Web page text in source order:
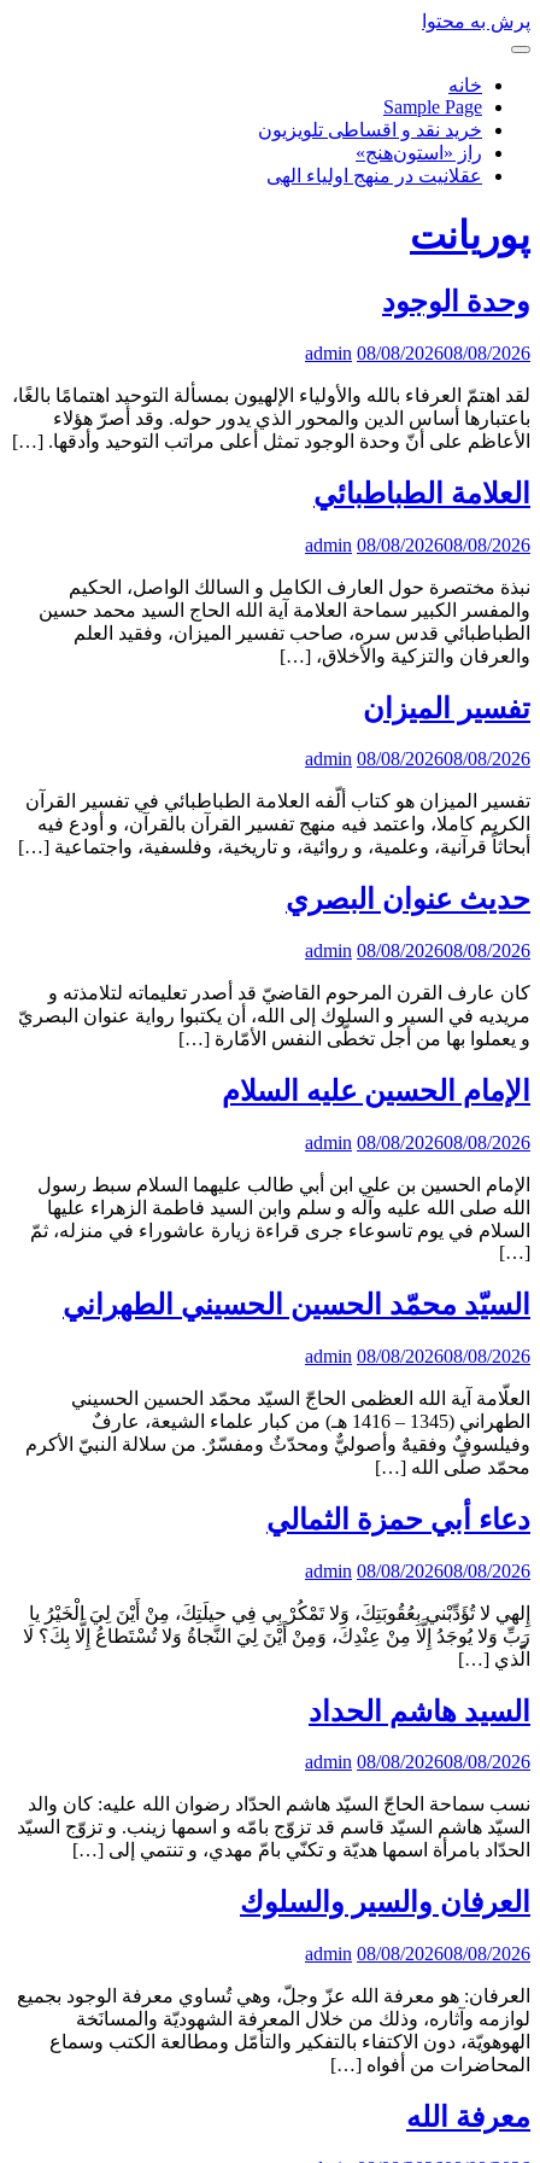
پرش به محتوا
خانه
Sample Page
خرید نقد و اقساطی تلویزیون
راز «استون‌هنج»
عقلانیت در منهج اولیاء الهی
پوریانت
وحدة الوجود
08/08/202608/08/2026
admin
لقد اهتمّ العرفاء بالله والأولياء الإلهيون بمسألة التوحيد اهتمامًا بالغًا،
باعتبارها أساس الدين والمحور الذي يدور حوله. وقد أصرّ هؤلاء
الأعاظم على أنّ وحدة الوجود تمثل أعلى مراتب التوحيد وأدقها. […]
العلامة الطباطبائي
08/08/202608/08/2026
admin
نبذة مختصرة حول العارف الكامل و السالك الواصل، الحكيم
والمفسر الكبير سماحة العلامة آية الله الحاج السيد محمد حسين
الطباطبائي قدس سره، صاحب تفسير الميزان، وفقيد العلم
والعرفان والتزكية والأخلاق، […]
تفسير الميزان
08/08/202608/08/2026
admin
تفسير الميزان هو كتاب ألّفه العلامة الطباطبائي في تفسير القرآن
الكريم كاملا، واعتمد فيه منهج تفسير القرآن بالقرآن، و أودع فيه
أبحاثاً قرآنية، وعلمية، و روائية، و تاريخية، وفلسفية، واجتماعية […]
حديث عنوان البصري
08/08/202608/08/2026
admin
كان عارف القرن المرحوم القاضيّ قد أصدر تعليماته لتلامذته و
مريديه في السير و السلوك إلى الله، أن يكتبوا رواية عنوان البصريّ
و يعملوا بها من أجل تخطّى النفس الأمّارة […]
الإمام الحسين عليه السلام
08/08/202608/08/2026
admin
الإمام الحسين بن علي ابن أبي طالب عليهما السلام سبط رسول
الله صلى الله عليه وآله و سلم وابن السيد فاطمة الزهراء عليها
السلام في‌ يوم‌ تاسوعاء جرى قراءة‌ زيارة‌ عاشوراء في‌ منزله‌، ثمّ
[…]
السيّد محمّد الحسين الحسيني الطهراني
08/08/202608/08/2026
admin
العلّامة آية الله العظمى الحاجّ السيّد محمّد الحسين الحسيني
الطهراني (1345 – 1416 هـ) من كبار علماء الشيعة، عارفٌ
وفيلسوفٌ وفقيهٌ وأصوليٌّ ومحدّثٌ ومفسّرٌ. من سلالة النبيّ الأكرم
محمّد صلّى الله […]
دعاء أبي حمزة الثمالي
08/08/202608/08/2026
admin
إِلهي لا تُؤَدِّبْني بِعُقُوبَتِكَ، وَلا تَمْكُرْ بِي فِي حيلَتِكَ، مِنْ أَيْنَ لِيَ الْخَيْرُ يا
رَبِّ وَلا يُوجَدُ إِلَّا مِنْ عِنْدِكَ، وَمِنْ أَيْنَ لِيَ النَّجاةُ وَلا تُسْتَطاعُ إِلَّا بِكَ؟ لَا
الَّذي […]
السيد هاشم الحداد
08/08/202608/08/2026
admin
نسب سماحة الحاجّ السيّد هاشم الحدّاد رضوان الله عليه: كان والد
السيّد هاشم السيّد قاسم قد تزوّج بامّه و اسمها زينب. و تزوّج السيّد
الحدّاد بامرأة اسمها هديّة و تكنّي بامّ مهدي، و تنتمي إلى […]
العرفان والسیر والسلوك
08/08/202608/08/2026
admin
العرفان: هو معرفة الله عزّ وجلّ، وهي تُساوي معرفة الوجود بجميع
لوازمه وآثاره، وذلك من خلال المعرفة الشهوديّة والمسانَخة
الهوهويّة، دون الاكتفاء بالتفكير والتأمّل ومطالعة الكتب وسماع
المحاضرات من أفواه […]
معرفة الله